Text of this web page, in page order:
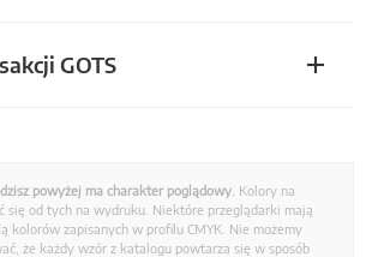
GOTS
powyżej ma charakter poglądowy. Kolory na
się od tych na wydruku. Niektóre przeglądarki mają
kolorów zapisanych w profilu CMYK. Nie możemy
że każdy wzór z katalogu powtarza się w sposób